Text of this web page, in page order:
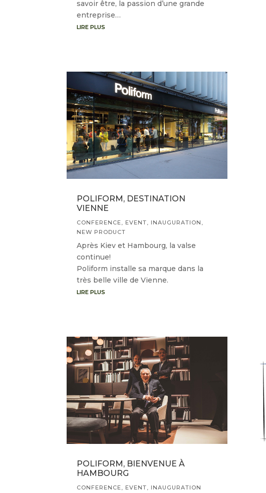
savoir être, la passion d’une grande
entreprise…
LIRE PLUS
POLIFORM, DESTINATION
VIENNE
CONFERENCE, EVENT, INAUGURATION ,
NEW PRODUCT
Après Kiev et Hambourg, la valse
continue!
Poliform installe sa marque dans la
très belle ville de Vienne.
LIRE PLUS
POLIFORM, BIENVENUE À
HAMBOURG
CONFERENCE, EVENT, INAUGURATION